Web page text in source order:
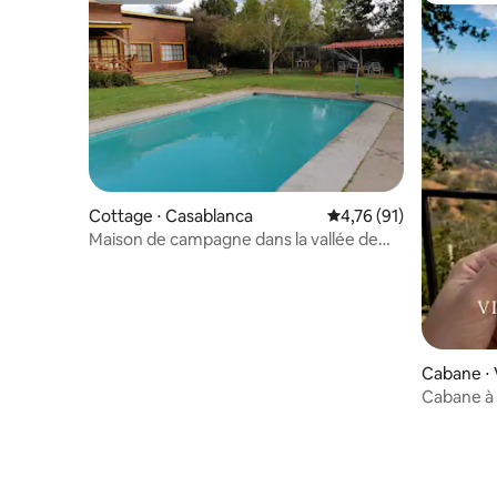
Cottage ⋅ Casablanca Évaluation moyenne
4,76 (91)
Maison de campagne dans la vallée de
Cabane ⋅
Cabane